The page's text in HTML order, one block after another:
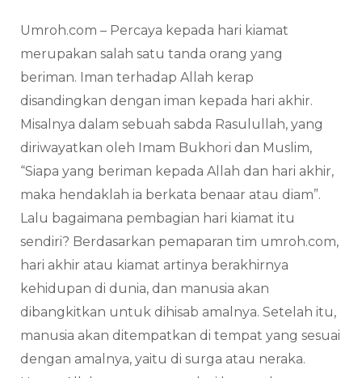
Umroh.com – Percaya kepada hari kiamat
merupakan salah satu tanda orang yang
beriman. Iman terhadap Allah kerap
disandingkan dengan iman kepada hari akhir.
Misalnya dalam sebuah sabda Rasulullah, yang
diriwayatkan oleh Imam Bukhori dan Muslim,
“Siapa yang beriman kepada Allah dan hari akhir,
maka hendaklah ia berkata benaar atau diam”.
Lalu bagaimana pembagian hari kiamat itu
sendiri? Berdasarkan pemaparan tim umroh.com,
hari akhir atau kiamat artinya berakhirnya
kehidupan di dunia, dan manusia akan
dibangkitkan untuk dihisab amalnya. Setelah itu,
manusia akan ditempatkan di tempat yang sesuai
dengan amalnya, yaitu di surga atau neraka.